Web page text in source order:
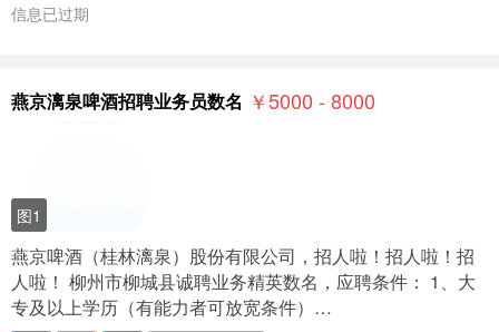
信息已过期
燕京漓泉啤酒招聘业务员数名 ￥5000 - 8000
图1
燕京啤酒（桂林漓泉）股份有限公司，招人啦！招人啦！招
人啦！ 柳州市柳城县诚聘业务精英数名，应聘条件： 1、大
专及以上学历（有能力者可放宽条件）…